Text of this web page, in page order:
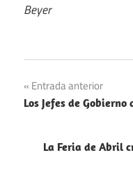
Beyer
Navegación
de
entradas
Entrada anterior
Los Jefes de
La Feria de Abril